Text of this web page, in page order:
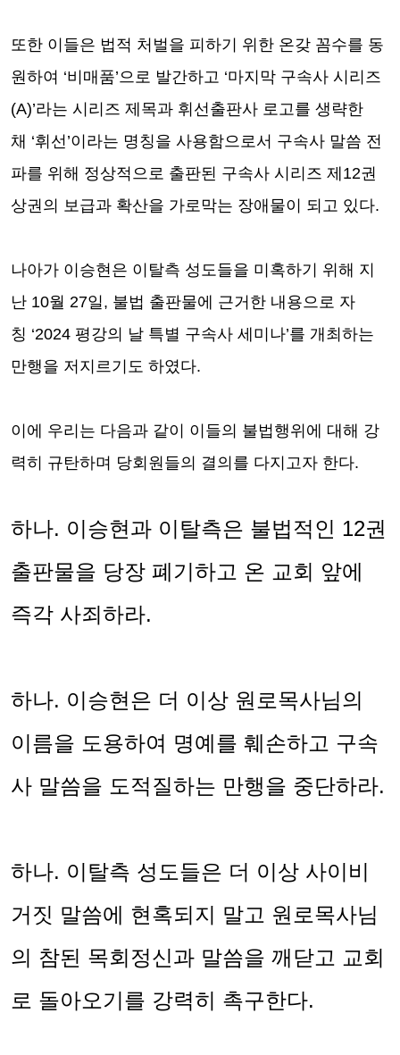
또한 이들은 법적 처벌을 피하기 위한 온갖 꼼수를 동
원하여 ‘비매품’으로 발간하고 ‘마지막 구속사 시리즈
(A)’라는 시리즈 제목과 휘선출판사 로고를 생략한
채 ‘휘선’이라는 명칭을 사용함으로서 구속사 말씀 전
파를 위해 정상적으로 출판된 구속사 시리즈 제 12권
상권의 보급과 확산을 가로막는 장애물이 되고 있다.
나아가 이승현은 이탈측 성도들을 미혹하기 위해 지
난 10월 27일, 불법 출판물에 근거한 내용으로 자
칭 ‘2024 평강의 날 특별 구속사 세미나’를 개최하는
만행을 저지르기도 하였다.
이에 우리는 다음과 같이 이들의 불법행위에 대해 강
력히 규탄하며 당회원들의 결의를 다지고자 한다.
하나. 이승현과 이탈측은 불법적인 12권
출판물을 당장 폐기하고 온 교회 앞에
즉각 사죄하라.
하나. 이승현은 더 이상 원로목사님의
이름을 도용하여 명예를 훼손하고 구속
사 말씀을 도적질하는 만행을 중단하라.
하나. 이탈측 성도들은 더 이상 사이비
거짓 말씀에 현혹되지 말고 원로목사님
의 참된 목회정신과 말씀을 깨닫고 교회
로 돌아오기를 강력히 촉구한다.